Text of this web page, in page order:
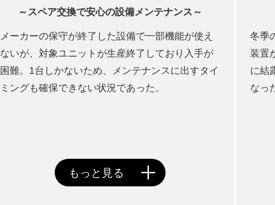
～スペア交換で安心の設備メンテナンス～
メーカーの保守が終了した設備で一部機能が使え
ないが、対象ユニットが生産終了しており入手が
困難。1台しかないため、メンテナンスに出すタイ
ミングも確保できない状況であった。
冬季
装置
に結
なっ